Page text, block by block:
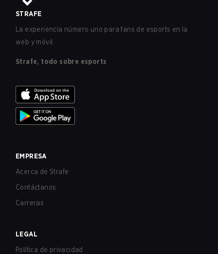
STRAFE
La experiencia número uno para fans de esports en la
web y móvil.
Strafe, todo sobre esports
EMPRESA
Acerca de Strafe
Contáctanos
Carreras
LEGAL
Política de privacidad